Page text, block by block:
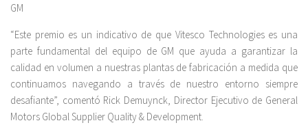
GM
“Este premio es un indicativo de que Vitesco Technologies es una
parte fundamental del equipo de GM que ayuda a garantizar la
calidad en volumen a nuestras plantas de fabricación a medida que
continuamos navegando a través de nuestro entorno siempre
desafiante”, comentó Rick Demuynck, Director Ejecutivo de General
Motors Global Supplier Quality & Development.